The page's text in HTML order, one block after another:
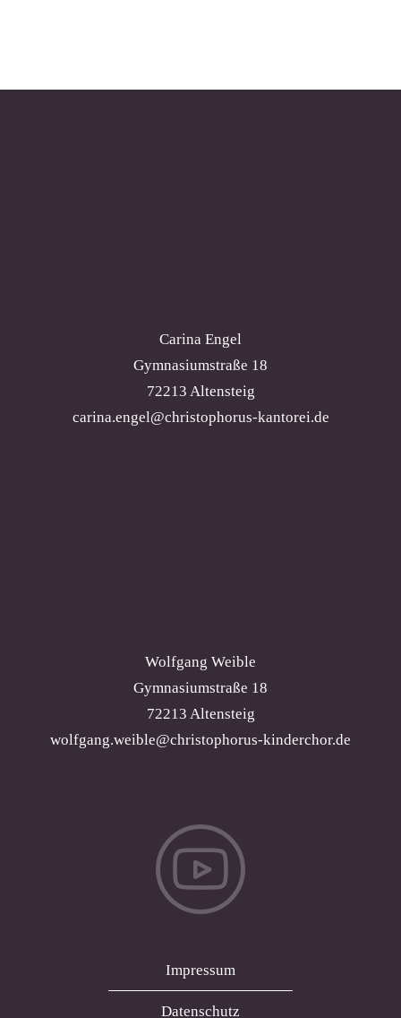
Carina Engel
Gymnasiumstraße 18
72213 Altensteig
carina.engel@christophorus-kantorei.de
Wolfgang Weible
Gymnasiumstraße 18
72213 Altensteig
wolfgang.weible@christophorus-kinderchor.de
Impressum
Datenschutz